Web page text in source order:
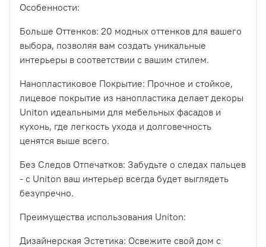
Особенности:
Больше Оттенков: 20 модных оттенков для вашего
выбора, позволяя вам создать уникальные
интерьеры в соответствии с вашим стилем.
Нанопластиковое Покрытие: Прочное и стойкое,
лицевое покрытие из нанопластика делает декоры
Uniton идеальными для мебельных фасадов и
кухонь, где легкость ухода и долговечность
ценятся выше всего.
Без Следов Отпечатков: Забудьте о следах пальцев
- с Uniton ваш интерьер всегда будет выглядеть
безупречно.
Преимущества использования Uniton:
Дизайнерская Эстетика: Освежите свой дом с